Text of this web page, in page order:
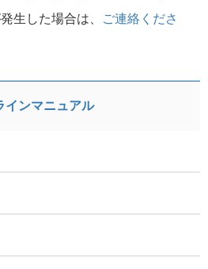
生した場合は、
ご連絡くださ
インマニュアル